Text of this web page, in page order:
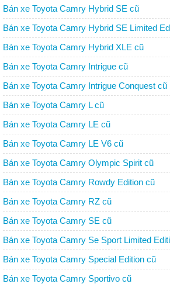
Bán xe Toyota Camry Hybrid SE cũ
Bán xe Toyota Camry Hybrid SE Limited
Bán xe Toyota Camry Hybrid XLE cũ
Bán xe Toyota Camry Intrigue cũ
Bán xe Toyota Camry Intrigue Conquest cũ
Bán xe Toyota Camry L cũ
Bán xe Toyota Camry LE cũ
Bán xe Toyota Camry LE V6 cũ
Bán xe Toyota Camry Olympic Spirit cũ
Bán xe Toyota Camry Rowdy Edition cũ
Bán xe Toyota Camry RZ cũ
Bán xe Toyota Camry SE cũ
Bán xe Toyota Camry Se Sport Limited
Bán xe Toyota Camry Special Edition cũ
Bán xe Toyota Camry Sportivo cũ